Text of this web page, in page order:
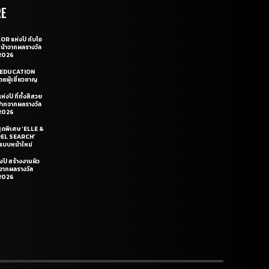
แห่งปี กับไอ
จากผลรางวัล
ยผู้เชี่ยวชาญ
ห่งปี ที่ทั้งสีสวย
กจากผลรางวัล
พิเศษ ‘ELLE &
SEARCH’
บบหน้าใหม่
สร้างงานผิว
กผลรางวัล